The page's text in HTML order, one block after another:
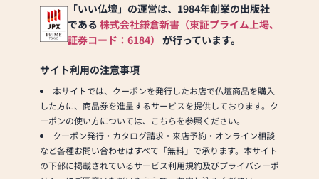
ッフがご相談や商品ご購入
のお手続きを致します)
客様へ≫
たら、ぜひお仏壇のはせが
わにお越しください。当店
は幅広い品揃えとリーズナ
ブルな価格でお客様をお迎
えしています。
仏壇には様々な種類がござ
意しております。1,000種類
以上の組み合わせの中から
お客様に合ったお仏壇・お
同開発≫
お仏壇のはせがわは、日本
を代表する家具メーカー
「カリモク家具」との協同
開発で、現代の住宅にあっ
たモダンなお仏壇を作って
「いい仏壇」の運営は、1984年創業の出版社
である 株式会社鎌倉新書（東証プライム上場、
証券コード：6184） が行っています。
サイト利用の注意事項
本サイトでは、クーポンを発行したお店で仏壇商品を購入
した方に、商品券を進呈するサービスを提供しております。ク
ーポンの使い方については、こちらを参照ください。
クーポン発行・カタログ請求・来店予約・オンライン相談
など各種お問い合わせはすべて「無料」で承ります。本サイト
の下部に掲載されているサービス利用規約及びプライバシーポ